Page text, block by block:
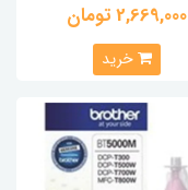
2,669,000 تومان
خرید